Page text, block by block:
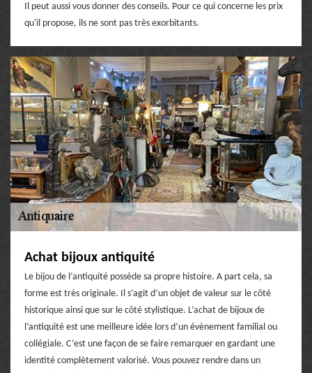
Il peut aussi vous donner des conseils. Pour ce qui concerne les prix
qu'il propose, ils ne sont pas très exorbitants.
Achat bijoux antiquité
Le bijou de l’antiquité possède sa propre histoire. A part cela, sa
forme est très originale. Il s’agit d’un objet de valeur sur le côté
historique ainsi que sur le côté stylistique. L’achat de bijoux de
l’antiquité est une meilleure idée lors d’un évènement familial ou
collégiale. C’est une façon de se faire remarquer en gardant une
identité complètement valorisé. Vous pouvez rendre dans un